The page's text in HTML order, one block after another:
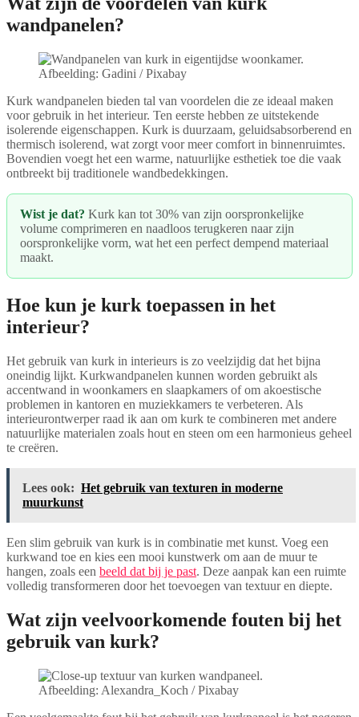
wandpanelen?
Afbeelding: Gadini / Pixabay
Kurk wandpanelen bieden tal van voordelen die ze ideaal maken
voor gebruik in het interieur. Ten eerste hebben ze uitstekende
isolerende eigenschappen. Kurk is duurzaam, geluidsabsorberend en
thermisch isolerend, wat zorgt voor meer comfort in binnenruimtes.
Bovendien voegt het een warme, natuurlijke esthetiek toe die vaak
ontbreekt bij traditionele wandbedekkingen.
Wist je dat? Kurk kan tot 30% van zijn oorspronkelijke
volume comprimeren en naadloos terugkeren naar zijn
oorspronkelijke vorm, wat het een perfect dempend materiaal
maakt.
Hoe kun je kurk toepassen in het
interieur?
Het gebruik van kurk in interieurs is zo veelzijdig dat het bijna
oneindig lijkt. Kurkwandpanelen kunnen worden gebruikt als
accentwand in woonkamers en slaapkamers of om akoestische
problemen in kantoren en muziekkamers te verbeteren. Als
interieurontwerper raad ik aan om kurk te combineren met andere
natuurlijke materialen zoals hout en steen om een harmonieus geheel
te creëren.
Lees ook: Het gebruik van texturen in moderne
muurkunst
Een slim gebruik van kurk is in combinatie met kunst. Voeg een
kurkwand toe en kies een mooi kunstwerk om aan de muur te
hangen, zoals een beeld dat bij je past. Deze aanpak kan een ruimte
volledig transformeren door het toevoegen van textuur en diepte.
Wat zijn veelvoorkomende fouten bij het
gebruik van kurk?
Afbeelding: Alexandra_Koch / Pixabay